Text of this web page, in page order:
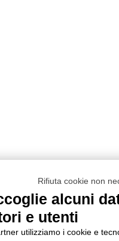
Rifiuta cookie non
alcuni
e utenti
utilizziamo i cookie e